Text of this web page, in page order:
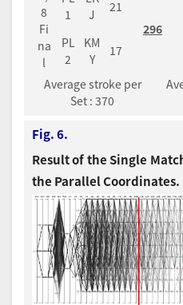
8
Fi
na
l
1
J
21
296
PL
2
KM
Y
17
Average stroke per
Set : 370
Fig. 6.
Result of the Single
the Parallel Coordinates.